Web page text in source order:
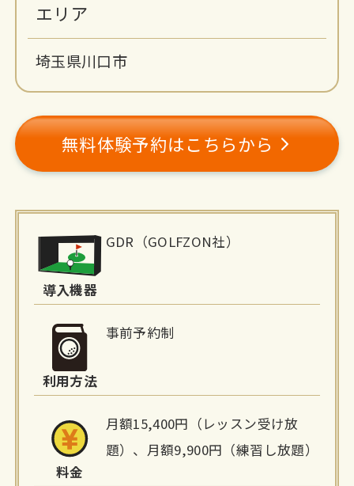
エリア
埼玉県川口市
無料体験予約はこちらから
報
導入機器
GDR（GOLFZON社）
利用方法
事前予約制
料金
月額15,400円（レッスン受け放
題）、月額9,900円（練習し放題）